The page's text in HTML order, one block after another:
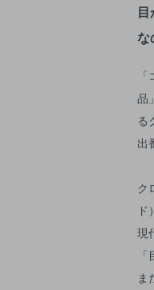
な
品
る
出
ク
ド
現
ま